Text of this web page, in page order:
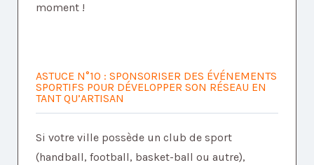
moment !
ASTUCE N°10 : SPONSORISER DES ÉVÉNEMENTS
SPORTIFS POUR DÉVELOPPER SON RÉSEAU EN
TANT QU’ARTISAN
Si votre ville possède un club de sport
(handball, football, basket-ball ou autre),